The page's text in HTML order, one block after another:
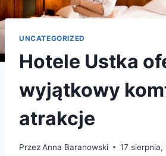
UNCATEGORIZED
Hotele Ustka
wyjątkowy
atrakcje
PrzezAnna Baranowski 17 sierpnia,